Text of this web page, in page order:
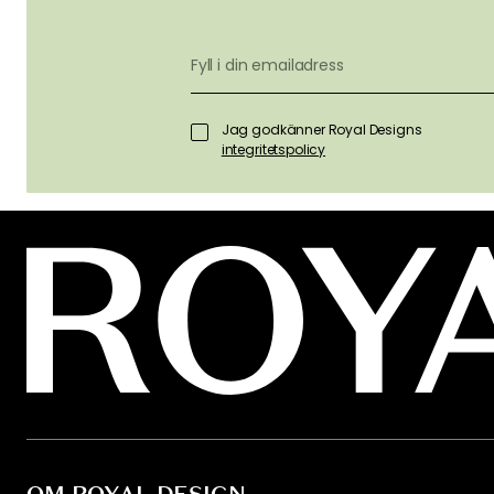
FÅ
&
FÖRST
Få inspiration, nyheter och utvalda
direkt i din inkorg. Just nu erbjuder vi
Decotique och Department när du
prenumererar på vårt nyhetsbrev.
integritetspolicy